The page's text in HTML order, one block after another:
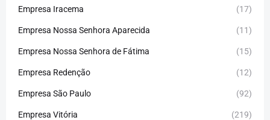
Empresa Iracema (17)
Empresa Nossa Senhora Aparecida (11)
Empresa Nossa Senhora de Fátima (15)
Empresa Redenção (12)
Empresa São Paulo (92)
Empresa Vitória (219)